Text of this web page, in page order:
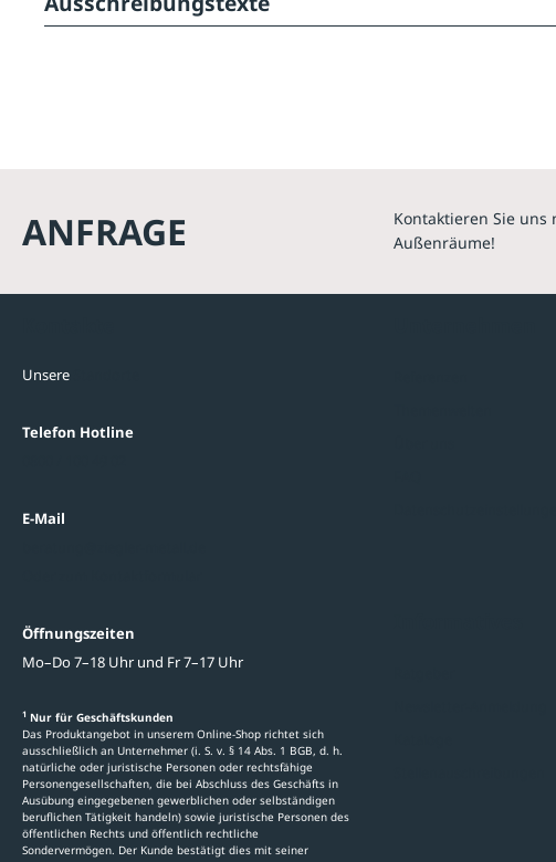
ANFRAGE
Kontaktieren Sie
Außenräume!
Unsere
Telefon Hotline
E-Mail
Öffnungszeiten
Mo–Do 7–18 Uhr und Fr 7–17 Uhr
1 Nur für Geschäftskunden
Das Produktangebot in unserem Online-Shop richtet sich
ausschließlich an Unternehmer (i. S. v. § 14 Abs. 1 BGB, d. h.
natürliche oder juristische Personen oder rechtsfähige
Personengesellschaften, die bei Abschluss des Geschäfts in
Ausübung eingegebenen gewerblichen oder selbständigen
beruflichen Tätigkeit handeln) sowie juristische Personen des
öffentlichen Rechts und öffentlich rechtliche
Sondervermögen. Der Kunde bestätigt dies mit seiner